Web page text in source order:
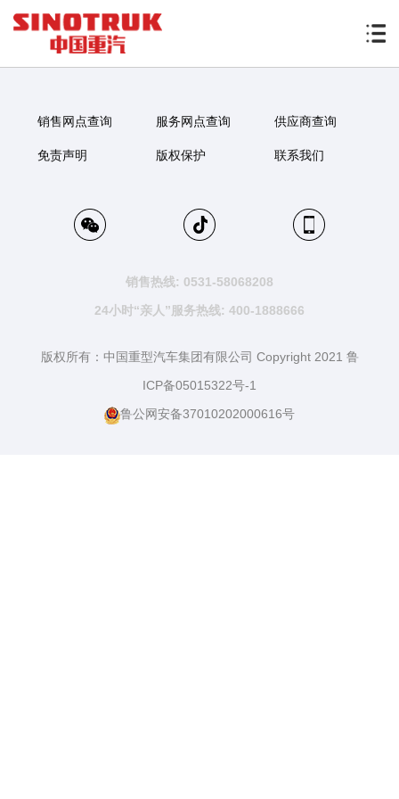
销售网点查询 服务网点查询 供应商查询
免责声明 版权保护 联系我们
销售热线: 0531-58068208
24小时“亲人”服务热线: 400-1888666
版权所有：中国重型汽车集团有限公司 Copyright 2021 鲁
ICP备05015322号-1
鲁公网安备37010202000616号